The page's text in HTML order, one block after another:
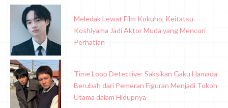
Meledak Lewat Film Kokuho, Keitatsu
Koshiyama Jadi Aktor Muda yang Mencuri
Perhatian
Time Loop Detective: Saksikan Gaku Hamada
Berubah dari Pemeran Figuran Menjadi Tokoh
Utama dalam Hidupnya